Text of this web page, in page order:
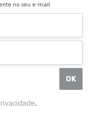
no seu e-mail
OK
.